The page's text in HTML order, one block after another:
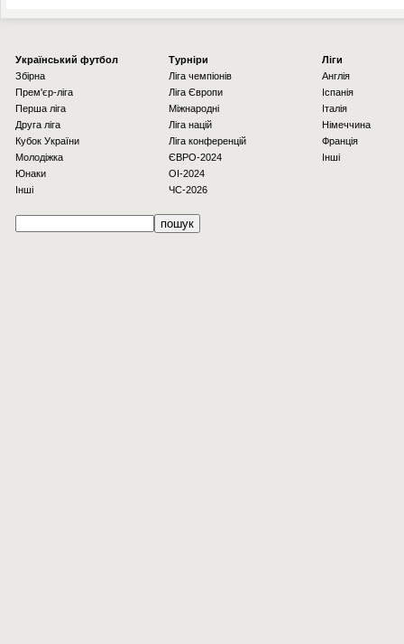
Українcький футбол
Збірна
Прем'єр-ліга
Перша ліга
Друга ліга
Кубок України
Молодіжка
Юнаки
Інші
Турніри
Ліга чемпіонів
Ліга Європи
Міжнародні
Ліга націй
Ліга конференцій
ЄВРО-2024
OI-2024
ЧС-2026
Ліги
Англія
Іспанія
Італія
Німеччина
Франція
Інші